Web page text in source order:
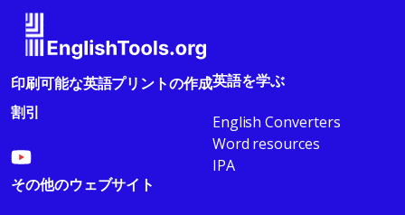
印刷可能な英語プリントの作成
割引
英語を学ぶ
English Converters
Word resources
IPA
その他のウェブサイト